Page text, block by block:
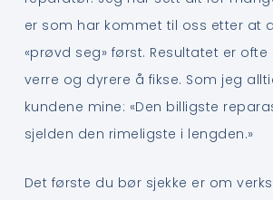
er som har kommet til oss etter at
«prøvd seg» først. Resultatet er
verre og dyrere å fikse. Som jeg
kundene mine: «Den billigste
sjelden den rimeligste i lengden.»
Det første du bør sjekke er om